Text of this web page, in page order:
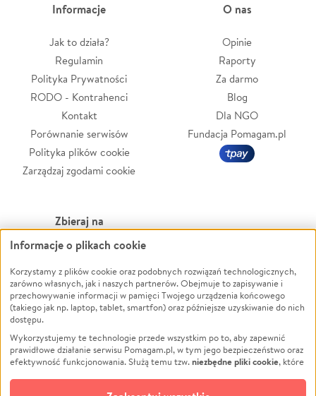
Informacje
Jak to działa?
Regulamin
Polityka Prywatności
RODO - Kontrahenci
Kontakt
Porównanie serwisów
Polityka plików cookie
Zarządzaj zgodami cookie
O nas
Opinie
Raporty
Za darmo
Blog
Dla NGO
Fundacja Pomagam.pl
Zbieraj na
Leczenie
Zwierzęta
Pożar
Ukraina
Pomoc Finansowa
Projekty
Pogrzeb
Powódź
Wichura
NGO
Edukacja
Podróż
Impreza
Informacje o plikach cookie
Korzystamy z plików cookie oraz podobnych rozwiązań technologicznych,
zarówno własnych, jak i naszych partnerów. Obejmuje to zapisywanie i
przechowywanie informacji w pamięci Twojego urządzenia końcowego
(takiego jak np. laptop, tablet, smartfon) oraz późniejsze uzyskiwanie do nich
dostępu.
Wykorzystujemy te technologie przede wszystkim po to, aby zapewnić
prawidłowe działanie serwisu Pomagam.pl, w tym jego bezpieczeństwo oraz
efektywność funkcjonowania. Służą temu tzw.niezbędne pliki cookie, które
opcjonalnych plików cookie